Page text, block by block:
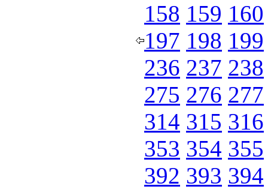
158 159 160
197 198 199
236 237 238
275 276 277
314 315 316
353 354 355
392 393 394